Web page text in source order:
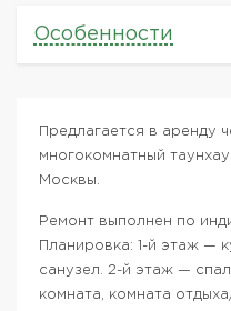
Особенности
Предлагается в аренду
многокомнатный
Москвы.
Ремонт выполнен по
Планировка: 1-й этаж —
санузел. 2-й этаж —
комната, комната